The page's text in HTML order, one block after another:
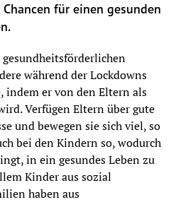
für einen gesunden
während der Lockdowns
indem er von den Eltern als
Verfügen Eltern über gute
und bewegen sie sich viel, so
bei den Kindern so, wodurch
in ein gesundes Leben zu
Kinder aus sozial
haben aus